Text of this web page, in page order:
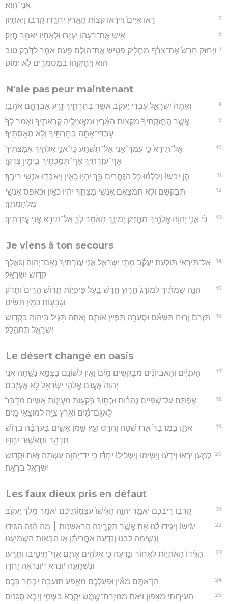
אֲנִי־הֽוּא׃
5 רָא֤וּ אִיִּים֙ וְיִירָ֔אוּ קְצ֥וֹת הָאָ֖רֶץ יֶחֱרָ֑דוּ קָרְב֖וּ וַיֶּאֱתָיֽוּן׃
6 אִ֥ישׁ אֶת־רֵעֵ֖הוּ יַעְזֹ֑רוּ וּלְאָחִ֖יו יֹאמַ֥ר חֲזָֽק׃
7 וַיְחַזֵּ֤ק חָרָשׁ֙ אֶת־צֹרֵ֔ף מַחֲלִ֥יק פַּטִּ֖ישׁ אֶת־ה֣וֹלֶם פָּ֑עַם אֹמֵ֤ר לַדֶּ֙בֶק֙ ט֣וֹב
ה֔וּא וַיְחַזְּקֵ֥הוּ בְמַסְמְרִ֖ים לֹ֥א יִמּֽוֹט׃
N'aie pas peur maintenant
8 וְאַתָּה֙ יִשְׂרָאֵ֣ל עַבְדִּ֔י יַעֲקֹ֖ב אֲשֶׁ֣ר בְּחַרְתִּ֑יךָ זֶ֖רַע אַבְרָהָ֥ם אֹהֲבִֽי׃
9
אֲשֶׁ֤ר הֶחֱזַקְתִּ֙יךָ֙ מִקְצ֣וֹת הָאָ֔רֶץ וּמֵאֲצִילֶ֖יהָ קְרָאתִ֑יךָ וָאֹ֤מַר לְךָ֙
עַבְדִּי־אַ֔תָּה בְּחַרְתִּ֖יךָ וְלֹ֥א מְאַסְתִּֽיךָ׃
10
אַל־תִּירָא֙ כִּ֣י עִמְּךָ־אָ֔נִי אַל־תִּשְׁתָּ֖ע כִּֽי־אֲנִ֣י אֱלֹהֶ֑יךָ אִמַּצְתִּ֙יךָ֙
אַף־עֲזַרְתִּ֔יךָ אַף־תְּמַכְתִּ֖יךָ בִּימִ֥ין צִדְקִֽי׃
11 הֵ֤ן יֵבֹ֙שׁוּ֙ וְיִכָּ֣לְמ֔וּ כֹּ֖ל הַנֶּחֱרִ֣ים בָּ֑ךְ יִֽהְי֥וּ כְאַ֛יִן וְיֹאבְד֖וּ אַנְשֵׁ֥י רִיבֶֽךָ׃
12
תְּבַקְשֵׁם֙ וְלֹ֣א תִמְצָאֵ֔ם אַנְשֵׁ֖י מַצֻּתֶ֑ךָ יִהְי֥וּ כְאַ֛יִן וּכְאֶ֖פֶס אַנְשֵׁ֥י
מִלְחַמְתֶּֽךָ׃
13 כִּ֗י אֲנִ֛י יְהוָ֥ה אֱלֹהֶ֖יךָ מַחֲזִ֣יק יְמִינֶ֑ךָ הָאֹמֵ֥ר לְךָ֛ אַל־תִּירָ֖א אֲנִ֥י עֲזַרְתִּֽיךָ׃
Je viens à ton secours
14
אַל־תִּֽירְאִי֙ תּוֹלַ֣עַת יַֽעֲקֹ֔ב מְתֵ֖י יִשְׂרָאֵ֑ל אֲנִ֤י עֲזַרְתִּיךְ֙ נְאֻם־יְהוָ֔ה וְגֹאֲלֵ֖ךְ
קְד֥וֹשׁ יִשְׂרָאֵֽל׃
15
הִנֵּ֣ה שַׂמְתִּ֗יךְ לְמוֹרַג֙ חָר֣וּץ חָדָ֔שׁ בַּ֖עַל פִּֽיפִיּ֑וֹת תָּד֤וּשׁ הָרִים֙ וְתָדֹ֔ק
וּגְבָע֖וֹת כַּמֹּ֥ץ תָּשִֽׂים׃
16
תִּזְרֵם֙ וְר֣וּחַ תִּשָּׂאֵ֔ם וּסְעָרָ֖ה תָּפִ֣יץ אוֹתָ֑ם וְאַתָּה֙ תָּגִ֣יל בַּֽיהוָ֔ה בִּקְד֥וֹשׁ
יִשְׂרָאֵ֖ל תִּתְהַלָּֽל׃
Le désert changé en oasis
17
הָעֲנִיִּ֨ים וְהָאֶבְיוֹנִ֜ים מְבַקְשִׁ֥ים מַ֙יִם֙ וָאַ֔יִן לְשׁוֹנָ֖ם בַּצָּמָ֣א נָשָׁ֑תָּה אֲנִ֤י
יְהוָה֙ אֶעֱנֵ֔ם אֱלֹהֵ֥י יִשְׂרָאֵ֖ל לֹ֥א אֶעֶזְבֵֽם׃
18
אֶפְתַּ֤ח עַל־שְׁפָיִים֙ נְהָר֔וֹת וּבְת֥וֹךְ בְּקָע֖וֹת מַעְיָנ֑וֹת אָשִׂ֤ים מִדְבָּר֙
לַאֲגַם־מַ֔יִם וְאֶ֥רֶץ צִיָּ֖ה לְמוֹצָ֥אֵי מָֽיִם׃
19
אֶתֵּ֤ן בַּמִּדְבָּר֙ אֶ֣רֶז שִׁטָּ֔ה וַהֲדַ֖ס וְעֵ֣ץ שָׁ֑מֶן אָשִׂ֣ים בָּעֲרָבָ֗ה בְּר֛וֹשׁ
תִּדְהָ֥ר וּתְאַשּׁ֖וּר יַחְדָּֽו׃
20
לְמַ֧עַן יִרְא֣וּ וְיֵדְע֗וּ וְיָשִׂ֤ימוּ וְיַשְׂכִּ֙ילוּ֙ יַחְדָּ֔ו כִּ֥י יַד־יְהוָ֖ה עָ֣שְׂתָה זֹּ֑את וּקְד֥וֹשׁ
יִשְׂרָאֵ֖ל בְּרָאָֽהּ׃
Les faux dieux pris en défaut
21 קָרְב֥וּ רִֽיבְכֶ֖ם יֹאמַ֣ר יְהוָ֑ה הַגִּ֙ישׁוּ֙ עֲצֻמ֣וֹתֵיכֶ֔ם יֹאמַ֖ר מֶ֥לֶךְ יַעֲקֹֽב׃
22
יַגִּ֙ישׁוּ֙ וְיַגִּ֣ידוּ לָ֔נוּ אֵ֖ת אֲשֶׁ֣ר תִּקְרֶ֑ינָה הָרִאשֹׁנ֣וֹת ׀ מָ֣ה הֵ֗נָּה הַגִּ֜ידוּ
וְנָשִׂ֤ימָה לִבֵּ֙נוּ֙ וְנֵדְעָ֣ה אַחֲרִיתָ֔ן א֥וֹ הַבָּא֖וֹת הַשְׁמִיעֻֽנוּ׃
23
הַגִּ֙ידוּ֙ הָאֹתִיּ֣וֹת לְאָח֔וֹר וְנֵ֣דְעָ֔ה כִּ֥י אֱלֹהִ֖ים אַתֶּ֑ם אַף־תֵּיטִ֣יבוּ וְתָרֵ֔עוּ
וְנִשְׁתָּ֖עָה *ונרא **וְנִרְאֶ֥ה יַחְדָּֽו׃
24 הֵן־אַתֶּ֣ם מֵאַ֔יִן וּפָעָלְכֶ֖ם מֵאָ֑פַע תּוֹעֵבָ֖ה יִבְחַ֥ר בָּכֶֽם׃
25
הַעִיר֤וֹתִי מִצָּפוֹן֙ וַיַּ֔את מִמִּזְרַח־שֶׁ֖מֶשׁ יִקְרָ֣א בִשְׁמִ֑י וְיָבֹ֤א סְגָנִים֙